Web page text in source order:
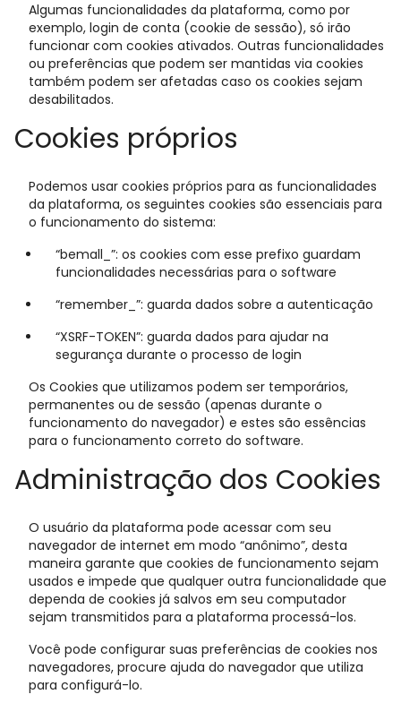
Algumas funcionalidades da plataforma, como por
exemplo, login de conta (cookie de sessão), só irão
funcionar com cookies ativados. Outras funcionalidades
ou preferências que podem ser mantidas via cookies
também podem ser afetadas caso os cookies sejam
desabilitados.
Cookies próprios
Podemos usar cookies próprios para as funcionalidades
da plataforma, os seguintes cookies são essenciais para
o funcionamento do sistema:
“bemall_”: os cookies com esse prefixo guardam
funcionalidades necessárias para o software
“remember_”: guarda dados sobre a autenticação
“XSRF-TOKEN”: guarda dados para ajudar na
segurança durante o processo de login
Os Cookies que utilizamos podem ser temporários,
permanentes ou de sessão (apenas durante o
funcionamento do navegador) e estes são essências
para o funcionamento correto do software.
Administração dos Cookies
O usuário da plataforma pode acessar com seu
navegador de internet em modo “anônimo”, desta
maneira garante que cookies de funcionamento sejam
usados e impede que qualquer outra funcionalidade que
dependa de cookies já salvos em seu computador
sejam transmitidos para a plataforma processá-los.
Você pode configurar suas preferências de cookies nos
navegadores, procure ajuda do navegador que utiliza
para configurá-lo.